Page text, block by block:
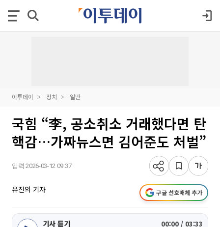
이투데이 정치 일반
국힘 “李, 공소취소 거래했다면 탄
핵감…가짜뉴스면 김어준도 처벌”
입력 2026-03-12 09:37
유진의 기자 구글 선호매체 추가
기사 듣기 00:00 / 03:33